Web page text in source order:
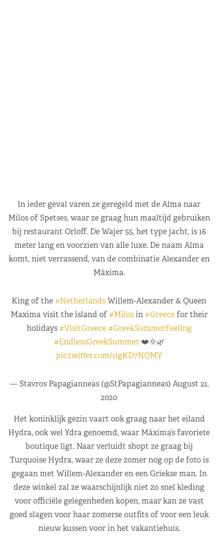
In ieder geval varen ze geregeld met de Alma naar
Milos of Spetses, waar ze graag hun maaltijd gebruiken
bij restaurant Orloff. De Wajer 55, het type jacht, is 16
meter lang en voorzien van alle luxe. De naam Alma
komt, niet verrassend, van de combinatie Alexander en
Máxima.
King of the#NetherlandsWillem-Alexander & Queen
Maxima visit the island of#Milosin#Greecefor their
holidays#VisitGreece #GreekSummerFeeling
#EndlessGreekSummer❤️🌞🌿
pic.twitter.com/1igKD7NQMY
— Stavros Papagianneas (@StPapagianneas) August 21,
2020
Het koninklijk gezin vaart ook graag naar het eiland
Hydra, ook wel Ydra genoemd, waar Máxima’s favoriete
boutique ligt. Naar verluidt shopt ze graag bij
Turquoise Hydra, waar ze deze zomer nog op de foto is
gegaan met Willem-Alexander en een Griekse man. In
deze winkel zal ze waarschijnlijk niet zo snel kleding
voor officiële gelegenheden kopen, maar kan ze vast
goed slagen voor haar zomerse outfits of voor een leuk
nieuw kussen voor in het vakantiehuis.